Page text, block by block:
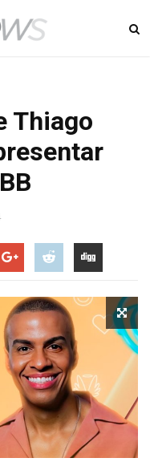
Thiago